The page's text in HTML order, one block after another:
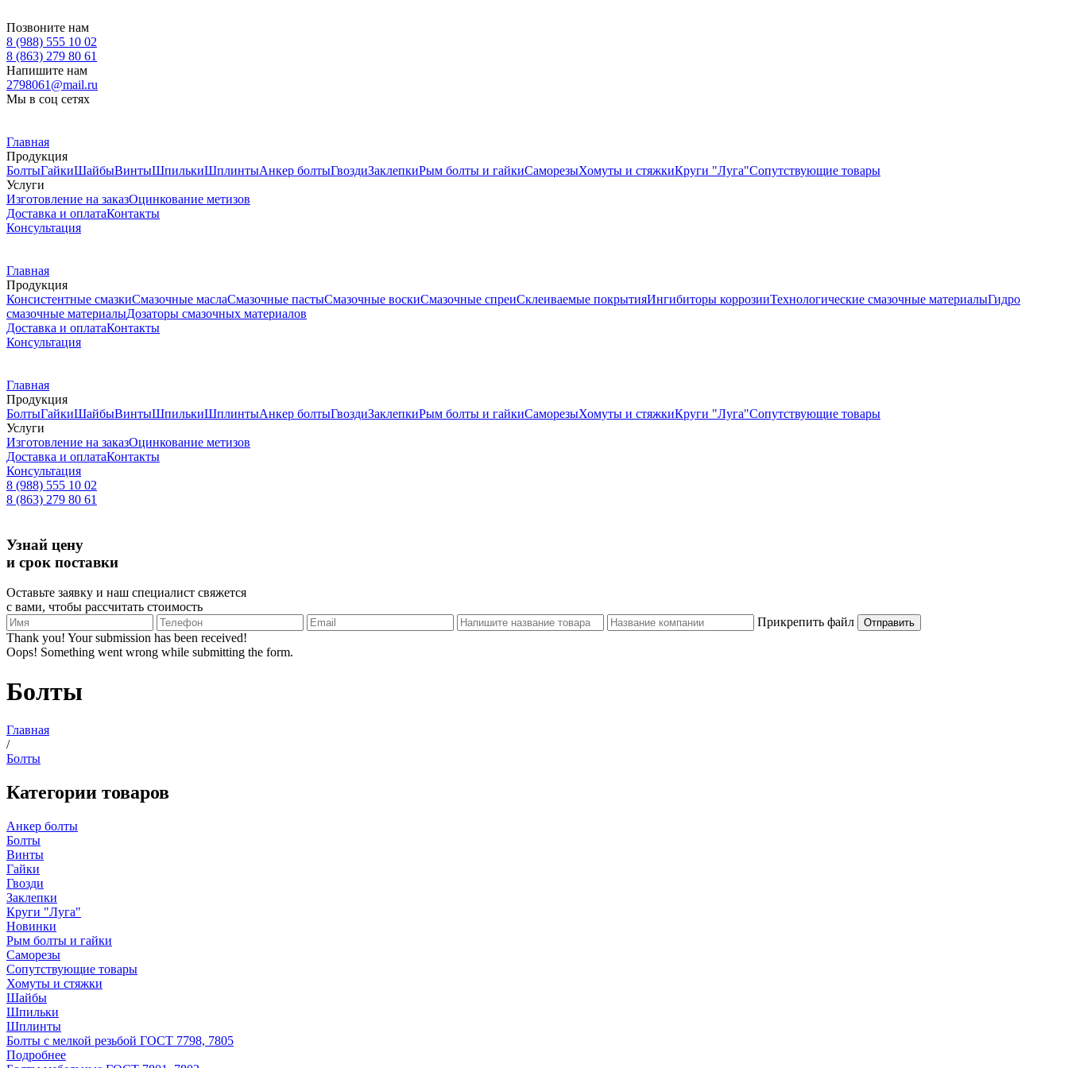
Позвоните нам
8 (988) 555 10 02
8 (863) 279 80 61
Напишите нам
2798061@mail.ru
Мы в соц сетях
Главная
Продукция
БолтыГайкиШайбыВинтыШпилькиШплинтыАнкер болтыГвоздиЗаклепкиРым болты и гайкиСаморезыХомуты и стяжкиКруги "Луга"Сопутствующие товары
Услуги
Изготовление на заказОцинкование метизов
Доставка и оплатаКонтакты
Консультация
Главная
Продукция
Консистентные смазкиСмазочные маслаСмазочные пастыСмазочные воскиСмазочные спреиСклеиваемые покрытияИнгибиторы коррозииТехнологические смазочные материалыГидро
смазочные материалыДозаторы смазочных материалов
Доставка и оплатаКонтакты
Консультация
Главная
Продукция
БолтыГайкиШайбыВинтыШпилькиШплинтыАнкер болтыГвоздиЗаклепкиРым болты и гайкиСаморезыХомуты и стяжкиКруги "Луга"Сопутствующие товары
Услуги
Изготовление на заказОцинкование метизов
Доставка и оплатаКонтакты
Консультация
8 (988) 555 10 02
8 (863) 279 80 61
Узнай цену
и срок поставки
Оставьте заявку и наш специалист свяжется
с вами, чтобы рассчитать стоимость
Прикрепить файл
Thank you! Your submission has been received!
Oops! Something went wrong while submitting the form.
Болты
Главная
/
Болты
Категории товаров
Анкер болты
Болты
Винты
Гайки
Гвозди
Заклепки
Круги "Луга"
Новинки
Рым болты и гайки
Саморезы
Сопутствующие товары
Хомуты и стяжки
Шайбы
Шпильки
Шплинты
Болты с мелкой резьбой ГОСТ 7798, 7805
Подробнее